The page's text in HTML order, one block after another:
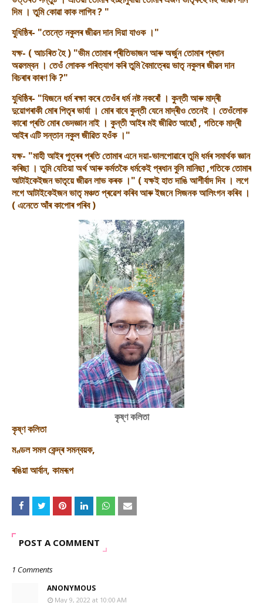
দিম । তুমি কোৱা কাক লাগিব ? "
যুধিষ্ঠিৰ- "তেন্তে নকুলৰ জীৱন দান দিয়া যাওক ।"
যক্ষ- ( আচৰিত হৈ ) "ভীম তোমাৰ প্ৰীতিভাজন আৰু অৰ্জুন তোমাৰ প্ৰধান
অৱলম্বন । তেওঁ লোকক পৰিত্যাগ কৰি তুমি বৈমাত্ৰেয় ভাতৃ নকুলৰ জীৱন দান
বিচৰাৰ কাৰণ কি ?"
যুধিষ্ঠিৰ- "যিজনে ধৰ্ম ৰক্ষা কৰে তেওঁৰ ধৰ্ম নষ্ট নকৰোঁ । কুন্তী আৰু মাদ্ৰী
দুয়োগৰাকী মোৰ পিতৃৰ ভাৰ্যা । মোৰ বাবে কুন্তী যেনে মাদ্ৰীও তেনেই । তেওঁলোক
কাৰো প্ৰতি মোৰ ভেদজ্ঞান নাই । কুন্তী আইৰ ম‌ই জীৱিত আছোঁ , গতিকে মাদ্ৰী
আইৰ এটি সন্তান নকুল জীৱিত হ‌ওঁক ।"
যক্ষ- "মাহী আইৰ পুত্ৰৰ প্ৰতি তোমাৰ এনে দয়া-ভালপোৱাৰে তুমি ধৰ্মৰ সমাৰ্থক জ্ঞান
কৰিছা । তুমি যেতিয়া অৰ্থ আৰু কৰ্মতকৈ ধৰ্মকেই প্ৰধান বুলি মানিছা ,গতিকে তোমাৰ
আটাইকেইজন ভাতৃয়ে জীৱন লাভ কৰক ।" ( যক্ষ‌ই হাত দাঙি আশীৰ্বাদ দিব । লগে
লগে আটাইকেইজন ভাতৃ মঞ্চত প্ৰৱেশ কৰিব আৰু ইজনে সিজনক আলিংগন কৰিব ।
( এনেতে আঁৰ কাপোৰ পৰিব )
কৃষ্ণ কলিতা
কৃষ্ণ কলিতা
মণ্ডল সমল কেন্দ্ৰ সমন্বয়ক,
ৰঙিয়া আৰ্বান, কামৰূপ
POST A COMMENT
1 Comments
ANONYMOUS
May 9, 2022 at 10:00 AM